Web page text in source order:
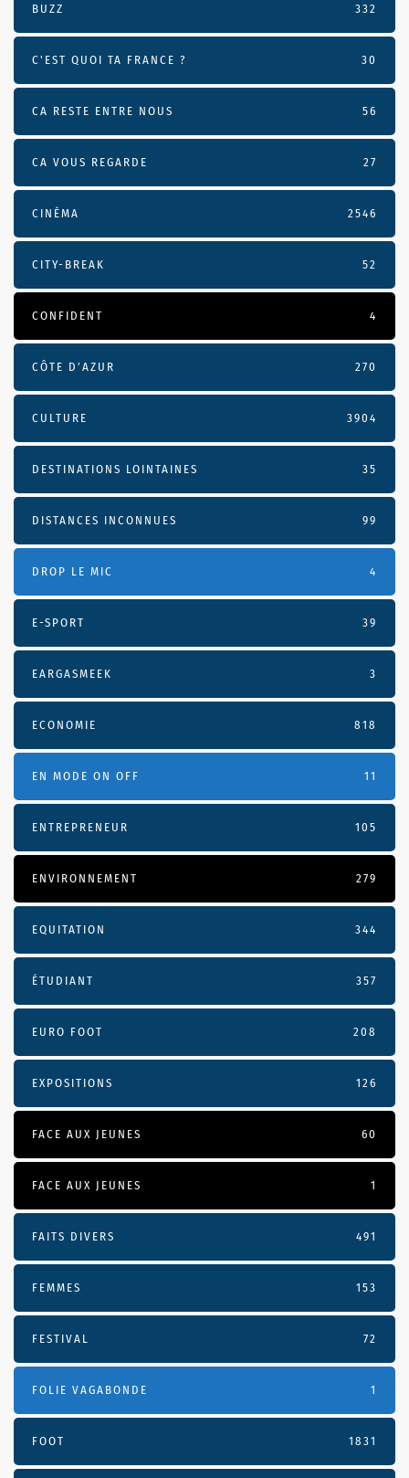
BUZZ 332
C'EST QUOI TA FRANCE ? 30
CA RESTE ENTRE NOUS 56
CA VOUS REGARDE 27
CINÉMA 2546
CITY-BREAK 52
CONFIDENT 4
CÔTE D’AZUR 270
CULTURE 3904
DESTINATIONS LOINTAINES 35
DISTANCES INCONNUES 99
DROP LE MIC 4
E-SPORT 39
EARGASMEEK 3
ECONOMIE 818
EN MODE ON OFF 11
ENTREPRENEUR 105
ENVIRONNEMENT 279
EQUITATION 344
ÉTUDIANT 357
EURO FOOT 208
EXPOSITIONS 126
FACE AUX JEUNES 60
FACE AUX JEUNES 1
FAITS DIVERS 491
FEMMES 153
FESTIVAL 72
FOLIE VAGABONDE 1
FOOT 1831